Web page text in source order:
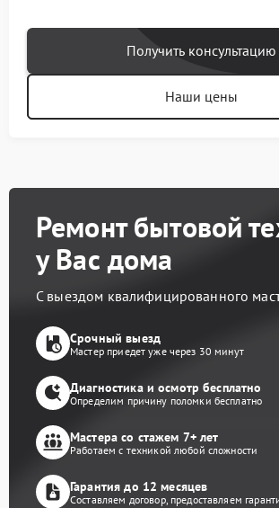
Получить консультацию
Наши цены
Ремонт бытовой
у Вас дома
С выездом квалифицированного
Срочный выезд
Мастер приедет уже через 30 минут
Диагностика и осмотр бесплатно
Определим причину поломки бесплатно
Мастера со стажем 7+ лет
Работаем с техникой любой сложности
Гарантия до 12 месяцев
Составляем договор, предоставляем